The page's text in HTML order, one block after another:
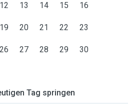
12 13 14 15 16
19 20 21 22 23
26 27 28 29 30
Tag springen